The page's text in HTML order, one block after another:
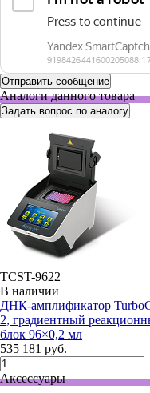
Аналоги данного товара
Задать вопрос по аналогу
TCST-9622
В наличии
ДНК-амплификатор
2, градиентный
блок 96×0,2 мл
535 181 руб.
Аксессуары